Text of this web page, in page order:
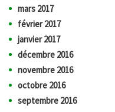
mars 2017
février 2017
janvier 2017
décembre 2016
novembre 2016
octobre 2016
septembre 2016